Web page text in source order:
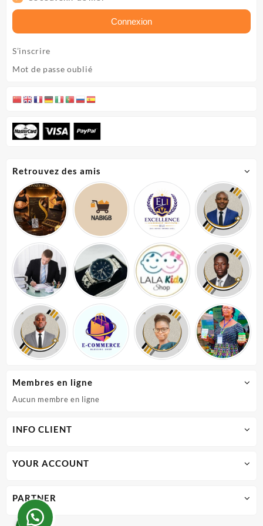
Connexion
S’inscrire
Mot de passe oublié
Retrouvez des amis
Membres en ligne
Aucun membre en ligne
INFO CLIENT
YOUR ACCOUNT
PARTNER